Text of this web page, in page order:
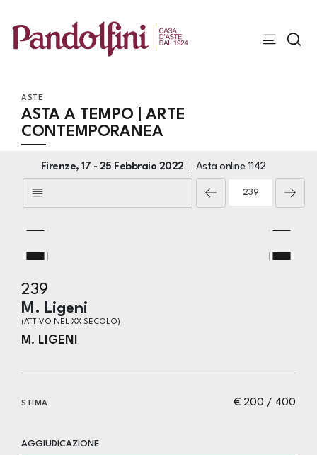
ASTE
ASTA A TEMPO | ARTE
CONTEMPORANEA
Firenze, 17 - 25 Febbraio 2022 Asta online 1142
239
M. Ligeni
(ATTIVO NEL XX SECOLO)
M. LIGENI
€ 200 / 400
STIMA
AGGIUDICAZIONE